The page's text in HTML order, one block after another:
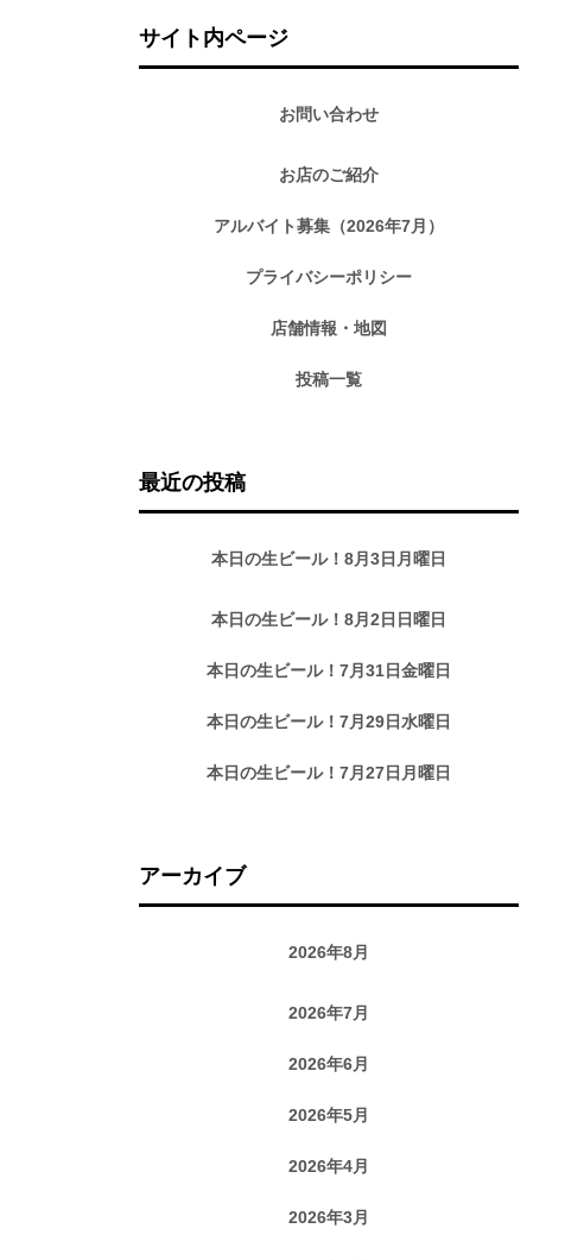
サイト内ページ
お問い合わせ
お店のご紹介
アルバイト募集（2026年7月）
プライバシーポリシー
店舗情報・地図
投稿一覧
最近の投稿
本日の生ビール！8月3日月曜日
本日の生ビール！8月2日日曜日
本日の生ビール！7月31日金曜日
本日の生ビール！7月29日水曜日
本日の生ビール！7月27日月曜日
アーカイブ
2026年8月
2026年7月
2026年6月
2026年5月
2026年4月
2026年3月